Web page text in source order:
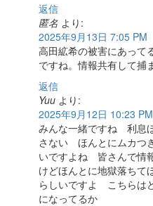
返信
匿名 より:
2025年9月13日 7:05 PM
高田絋希の被害にあって
ですね。情報共有して捕
返信
Yuu より:
2025年9月12日 10:23 PM
みんな一緒ですね 利息
さない ほんとにムカつ
いですよね 皆さんで情
けどほんとに地獄落ち
らしいですよ こちらは
になってるか